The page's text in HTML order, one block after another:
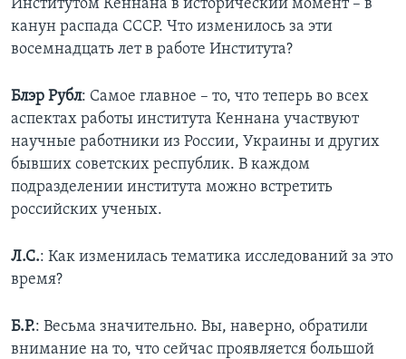
Институтом Кеннана в исторический момент – в
канун распада СССР. Что изменилось за эти
восемнадцать лет в работе Института?
Блэр Рубл: Самое главное – то, что теперь во всех
аспектах работы института Кеннана участвуют
научные работники из России, Украины и других
бывших советских республик. В каждом
подразделении института можно встретить
российских ученых.
Л.С.: Как изменилась тематика исследований за это
время?
Б.Р.: Весьма значительно. Вы, наверно, обратили
внимание на то, что сейчас проявляется большой